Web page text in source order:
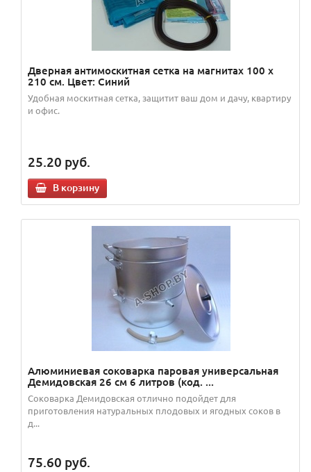
Дверная антимоскитная сетка на магнитах 100 х
210 см. Цвет: Синий
Удобная москитная сетка, защитит ваш дом и дачу, квартиру
и офис.
25.20 руб.
В корзину
Алюминиевая соковарка паровая универсальная
Демидовская 26 см 6 литров (код. ...
Соковарка Демидовская отлично подойдет для
приготовления натуральных плодовых и ягодных соков в
д...
75.60 руб.